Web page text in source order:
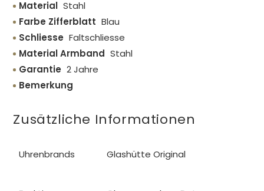
Material Stahl
Farbe Zifferblatt Blau
Schliesse Faltschliesse
Material Armband Stahl
Garantie 2 Jahre
Bemerkung
Zusätzliche Informationen
Uhrenbrands Glashütte Original